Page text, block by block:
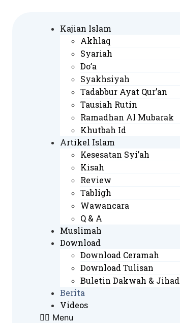
Kajian Islam
Akhlaq
Syariah
Do’a
Syakhsiyah
Tadabbur Ayat Qur’an
Tausiah Rutin
Ramadhan Al Mubarak
Khutbah Id
Artikel Islam
Kesesatan Syi’ah
Kisah
Review
Tabligh
Wawancara
Q & A
Muslimah
Download
Download Ceramah
Download Tulisan
Buletin Dakwah & Jihad
Berita
Videos
Menu